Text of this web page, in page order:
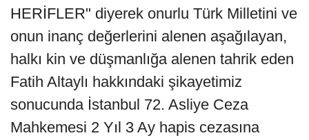
HERİFLER" diyerek onurlu Türk Milletini ve
onun inanç değerlerini alenen aşağılayan,
halkı kin ve düşmanlığa alenen tahrik eden
Fatih Altaylı hakkındaki şikayetimiz
sonucunda İstanbul 72. Asliye Ceza
Mahkemesi 2 Yıl 3 Ay hapis cezasına